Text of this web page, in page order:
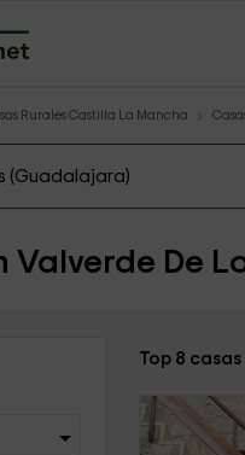
Rurales Castilla La Mancha
Valverde De
Top 8